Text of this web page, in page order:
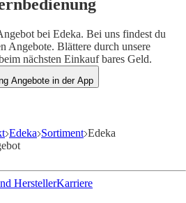
bei Edeka. Bei uns findest du
Angebote. Blättere durch unsere
nächsten Einkauf bares Geld.
Angebote in der App
Edeka Sortiment Edeka
HerstellerKarriere